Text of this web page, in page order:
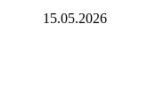
15.05.2026